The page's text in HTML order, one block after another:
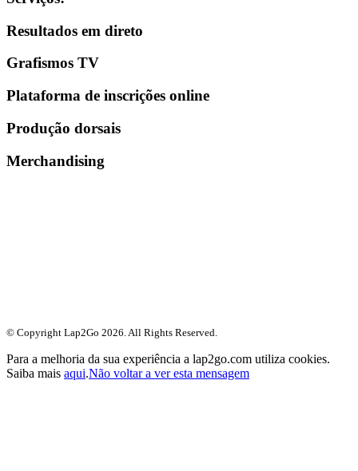
Resultados em direto
Grafismos TV
Plataforma de inscrições online
Produção dorsais
Merchandising
© Copyright Lap2Go 2026. All Rights Reserved.
Para a melhoria da sua experiência a lap2go.com utiliza cookies.
Saiba mais aqui.Não voltar a ver esta mensagem